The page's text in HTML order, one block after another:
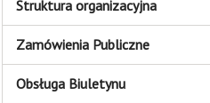
Struktura organizacyjna
Zamówienia Publiczne
Obsługa Biuletynu